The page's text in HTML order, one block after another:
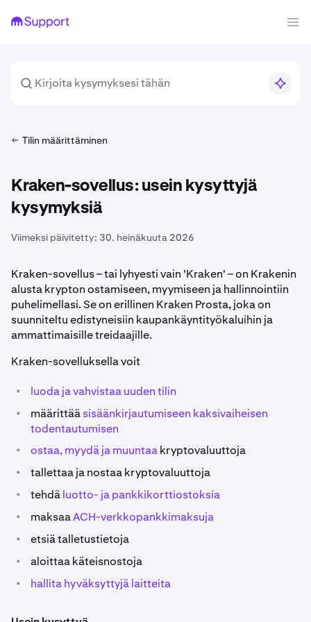
Tilin määrittäminen
Kraken-sovellus: usein kysyttyjä
kysymyksiä
Viimeksi päivitetty: 30. heinäkuuta 2026
Kraken-sovellus – tai lyhyesti vain 'Kraken' – on Krakenin
alusta krypton ostamiseen, myymiseen ja hallinnointiin
puhelimellasi. Se on erillinen Kraken Prosta, joka on
suunniteltu edistyneisiin kaupankäyntityökaluihin ja
ammattimaisille treidaajille.
Kraken-sovelluksella voit
• luoda ja vahvistaa uuden tilin
• määrittääsisäänkirjautumiseen kaksivaiheisen
todentautumisen
• ostaa, myydäja muuntaakryptovaluuttoja
• tallettaa ja nostaa kryptovaluuttoja
• tehdäluotto- ja pankkikorttiostoksia
• maksaaACH-verkkopankkimaksuja
• etsiä talletustietoja
• aloittaa käteisnostoja
• hallita hyväksyttyjä laitteita